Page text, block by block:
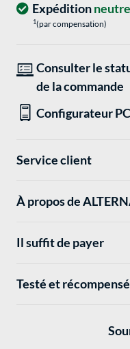
Expédition
1(par compensation)
Consulter le
de la commande
Configurateur PC
Service client
À propos de
Il suffit de payer
Testé et récompensé